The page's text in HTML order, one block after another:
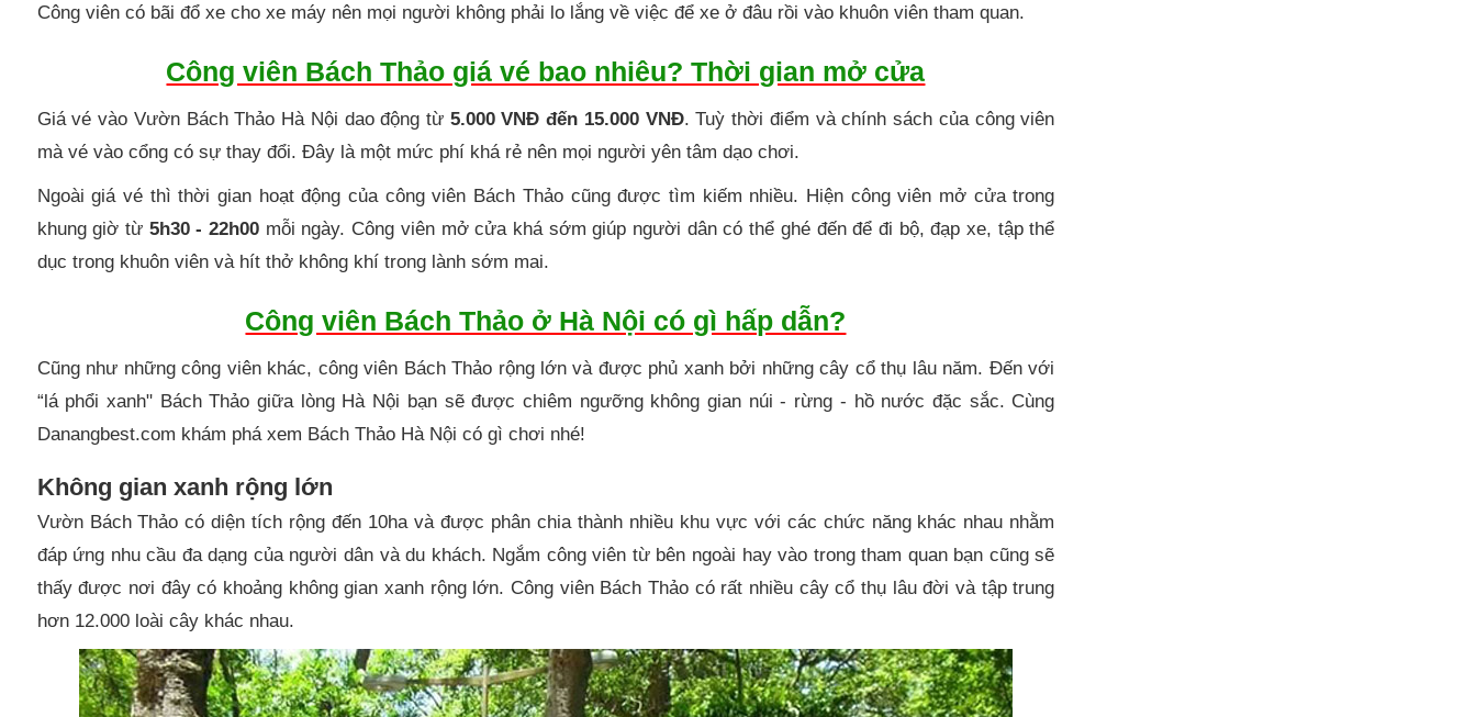
Công viên có bãi đổ xe cho xe máy nên mọi người không phải lo lắng về việc để xe ở đâu rồi vào khuôn viên tham quan.
Công viên Bách Thảo giá vé bao nhiêu? Thời gian mở cửa
Giá vé vào Vườn Bách Thảo Hà Nội dao động từ 5.000 VNĐ đến 15.000 VNĐ. Tuỳ thời điểm và chính sách của công viên
mà vé vào cổng có sự thay đổi. Đây là một mức phí khá rẻ nên mọi người yên tâm dạo chơi.
Ngoài giá vé thì thời gian hoạt động của công viên Bách Thảo cũng được tìm kiếm nhiều. Hiện công viên mở cửa trong
khung giờ từ 5h30 - 22h00 mỗi ngày. Công viên mở cửa khá sớm giúp người dân có thể ghé đến để đi bộ, đạp xe, tập thể
dục trong khuôn viên và hít thở không khí trong lành sớm mai.
Công viên Bách Thảo ở Hà Nội có gì hấp dẫn?
Cũng như những công viên khác, công viên Bách Thảo rộng lớn và được phủ xanh bởi những cây cổ thụ lâu năm. Đến với
“lá phổi xanh" Bách Thảo giữa lòng Hà Nội bạn sẽ được chiêm ngưỡng không gian núi - rừng - hồ nước đặc sắc. Cùng
Danangbest.com khám phá xem Bách Thảo Hà Nội có gì chơi nhé!
Không gian xanh rộng lớn
Vườn Bách Thảo có diện tích rộng đến 10ha và được phân chia thành nhiều khu vực với các chức năng khác nhau nhằm
đáp ứng nhu cầu đa dạng của người dân và du khách. Ngắm công viên từ bên ngoài hay vào trong tham quan bạn cũng sẽ
thấy được nơi đây có khoảng không gian xanh rộng lớn. Công viên Bách Thảo có rất nhiều cây cổ thụ lâu đời và tập trung
hơn 12.000 loài cây khác nhau.